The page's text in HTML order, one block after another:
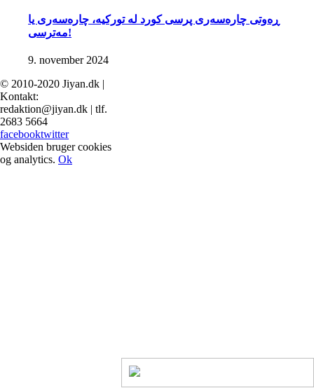
ڕەوتی چارەسەری پرسی کورد لە تورکیە، چارەسەری یا
مەترسی!
9. november 2024
© 2010-2020 Jiyan.dk |
Kontakt:
redaktion@jiyan.dk | tlf.
2683 5664
facebooktwitter
Websiden bruger cookies
og analytics. Ok